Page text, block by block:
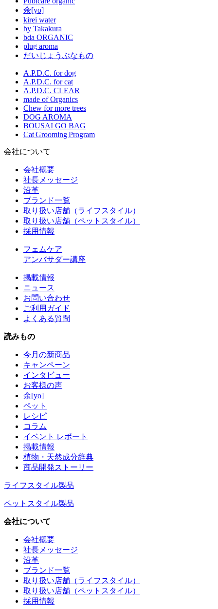
余[yo]
kirei water
by Takakura
bda ORGANIC
plug aroma
だいじょうぶなもの
A.P.D.C. for dog
A.P.D.C. for cat
A.P.D.C. CLEAR
made of Organics
Chew for more trees
DOG AROMA
BOUSAI GO BAG
Cat Grooming Program
会社について
会社概要
社長メッセージ
沿革
ブランド一覧
取り扱い店舗（ライフスタイル）
取り扱い店舗（ペットスタイル）
採用情報
フェムケア
アンバサダー講座
掲載情報
ニュース
お問い合わせ
ご利用ガイド
よくある質問
読みもの
今月の新商品
キャンペーン
インタビュー
お客様の声
余[yo]
ペット
レシピ
コラム
イベント レポート
掲載情報
植物・天然成分辞典
商品開発ストーリー
ライフスタイル製品
ペットスタイル製品
会社について
会社概要
社長メッセージ
沿革
ブランド一覧
取り扱い店舗（ライフスタイル）
取り扱い店舗（ペットスタイル）
採用情報